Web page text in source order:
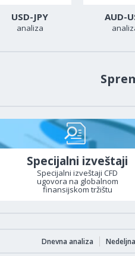
USD-JPY
analiza
AUD-
Specijalni izveštaji
Specijalni izveštaji CFD
ugovora na globalnom
finansijskom tržištu
Dnevna analiza